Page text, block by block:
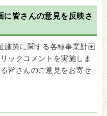
に皆さんの意見を反映さ
施策に関する各種事業計画
ックコメントを実施しま
皆さんのご意見をお寄せ